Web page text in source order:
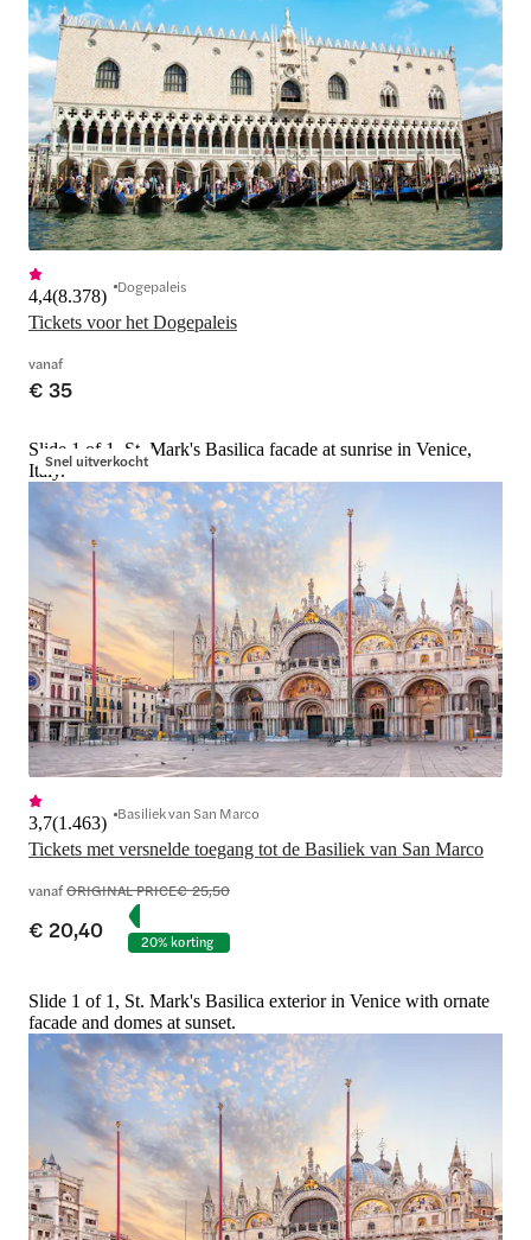
Tickets voor het Dogepaleis
4,4(8.378) Dogepaleis
vanaf
€ 35
Snel uitverkocht
Slide 1 of 1, St. Mark's Basilica facade at sunrise in Venice,
Italy.
Tickets met versnelde toegang tot de Basiliek van San Marco
3,7(1.463) Basiliek van San Marco
vanafORIGINAL PRICE€ 25,50
€ 20,40 20% korting
Slide 1 of 1, St. Mark's Basilica exterior in Venice with ornate
facade and domes at sunset.